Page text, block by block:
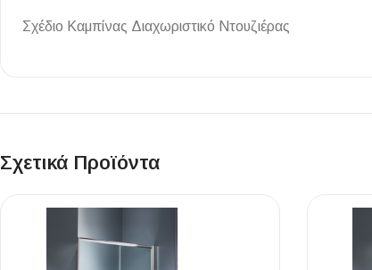
Σχέδιο Καμπίνας Διαχωριστικό Ντουζιέρας
Σχετικά Προϊόντα